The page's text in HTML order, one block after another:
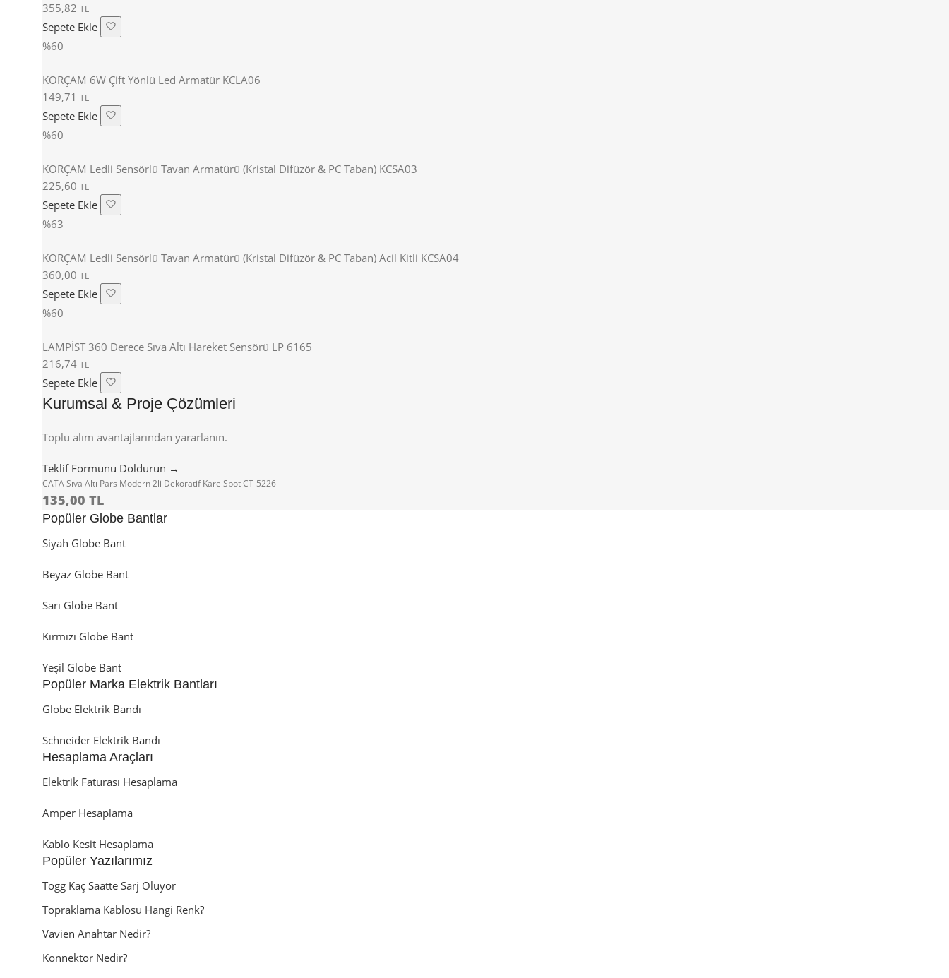
355,82 TL
Sepete Ekle
%60
KORÇAM 6W Çift Yönlü Led Armatür KCLA06
149,71 TL
Sepete Ekle
%60
KORÇAM Ledli Sensörlü Tavan Armatürü (Kristal Difüzör & PC Taban) KCSA03
225,60 TL
Sepete Ekle
%63
KORÇAM Ledli Sensörlü Tavan Armatürü (Kristal Difüzör & PC Taban) Acil Kitli KCSA04
360,00 TL
Sepete Ekle
%60
LAMPİST 360 Derece Sıva Altı Hareket Sensörü LP 6165
216,74 TL
Sepete Ekle
Kurumsal & Proje Çözümleri
Toplu alım avantajlarından yararlanın.
Teklif Formunu Doldurun →
CATA Sıva Altı Pars Modern 2li Dekoratif Kare Spot CT-5226
135,00 TL
Popüler Globe Bantlar
Siyah Globe Bant
Beyaz Globe Bant
Sarı Globe Bant
Kırmızı Globe Bant
Yeşil Globe Bant
Popüler Marka Elektrik Bantları
Globe Elektrik Bandı
Schneider Elektrik Bandı
Hesaplama Araçları
Elektrik Faturası Hesaplama
Amper Hesaplama
Kablo Kesit Hesaplama
Popüler Yazılarımız
Togg Kaç Saatte Sarj Oluyor
Topraklama Kablosu Hangi Renk?
Vavien Anahtar Nedir?
Konnektör Nedir?